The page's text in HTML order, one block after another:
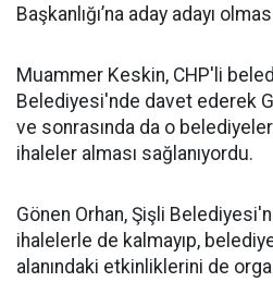
Başkanlığı’na aday adayı
Muammer Keskin, CHP'li
Belediyesi'nde davet ederek
ve sonrasında da o
ihaleler alması sağlanıyordu.
Gönen Orhan, Şişli
ihalelerle de kalmayıp,
alanındaki etkinliklerini de